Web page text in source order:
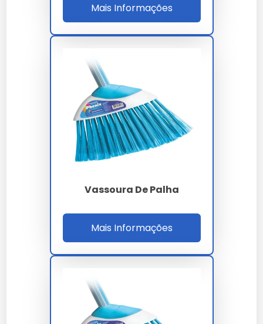
Perguntas Frequentes sobre
Como amolecer vassoura de
Submergir as cerdas em água quente ajuda a
amolecê-las para facilitar o uso.
Os preços variam de R$20 a R$80, dependendo do
modelo e da marca.
A forma correta é "vassoura de nylon".
Mais Informações
Vassoura De Palha
Mais Informações